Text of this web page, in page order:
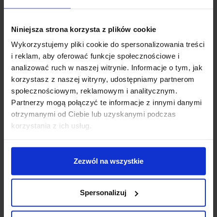
Niniejsza strona korzysta z plików cookie
Wykorzystujemy pliki cookie do spersonalizowania treści
i reklam, aby oferować funkcje społecznościowe i
analizować ruch w naszej witrynie. Informacje o tym, jak
korzystasz z naszej witryny, udostępniamy partnerom
społecznościowym, reklamowym i analitycznym.
Partnerzy mogą połączyć te informacje z innymi danymi
otrzymanymi od Ciebie lub uzyskanymi podczas
korzystania z ich usług.
Zezwól na wszystkie
Spersonalizuj
czasy włączenia, a nawet grupowania lamp.
źródła światła na dowolne o mocy do 9W oraz
wbudowany czujnik ruchu z zasięgiem wykrycia do
10m i czujnik zmierzchu.
Parametry techniczne:
Źródło światła LED 7W
Strumień świetlny 520lm
Barwa światła 3000K- biała ciepła
Oddawanie barw Ra>80
Wymiary wys. 570 x 226 x 140 mm
Klasa szczelności IP44
Ustawienie zmierzchu 2 - 2000 lx
Czas świecenia 5 sek - 60min
Gwarancja 3 lata
Producent STEINEL